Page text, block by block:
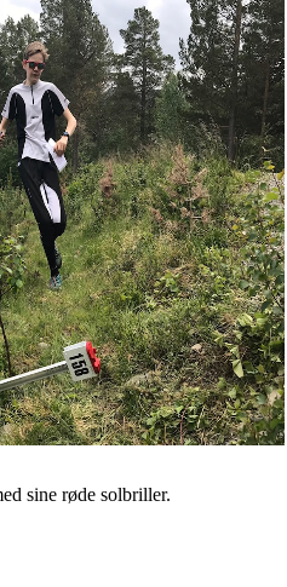
sine røde solbriller.